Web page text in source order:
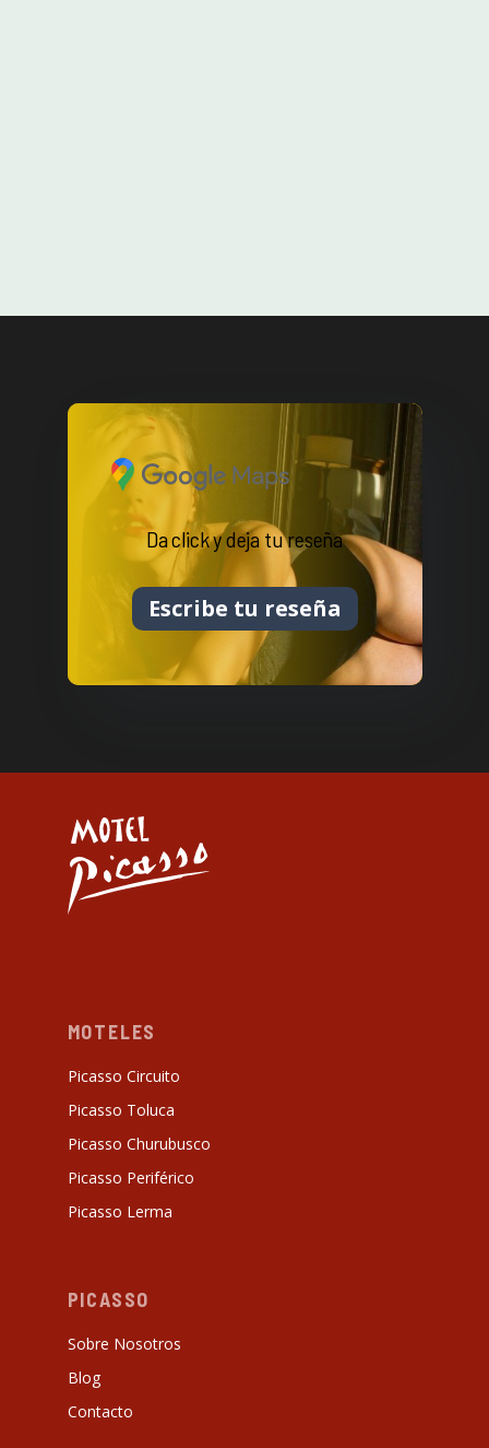
Da click y deja tu reseña
Escribe tu reseña
MOTELES
Picasso Circuito
Picasso Toluca
Picasso Churubusco
Picasso Periférico
Picasso Lerma
PICASSO
Sobre Nosotros
Blog
Contacto